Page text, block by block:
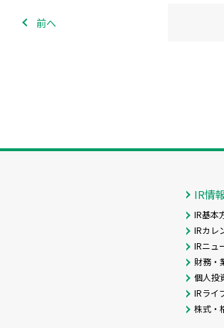
前へ
IR情
IR基本
IRカレ
IRニュ
財務・
個人投
IRライ
株式・